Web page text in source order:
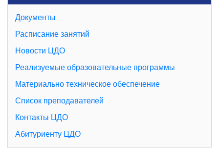
Документы
Расписание занятий
Новости ЦДО
Реализуемые образовательные программы
Материально техническое обеспечение
Список преподавателей
Контакты ЦДО
Абитуриенту ЦДО